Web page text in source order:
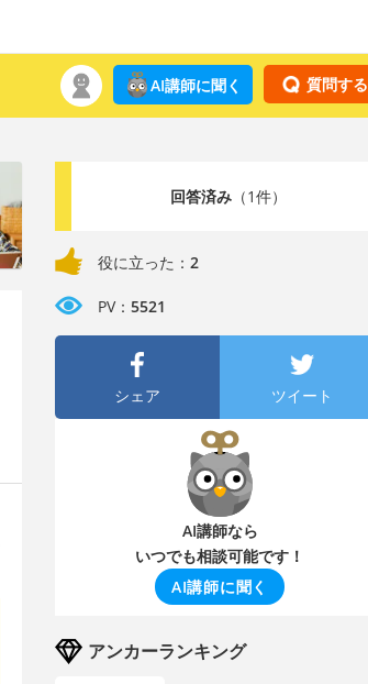
質問する
AI講師に聞く
回答済み（1件）
役に立った： 2
PV： 5521
シェア ツイート
AI講師なら
いつでも相談可能です！
AI講師に聞く
アンカーランキング